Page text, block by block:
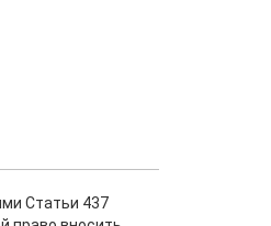
Статьи 437